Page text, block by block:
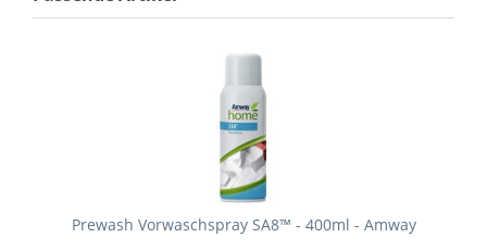
Prewash Vorwaschspray SA8™ - 400ml - Amway